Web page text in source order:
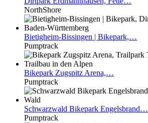
NorthShore
Bietigheim-Bissingen | Bikepark,…
Pumptrack
Bikepark Zugspitz Arena,…
Pumptrack
Schwarzwald Bikepark Engelsbrand…
Pumptrack